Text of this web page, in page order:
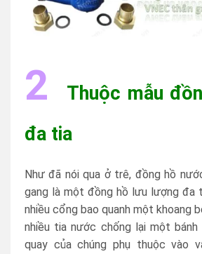
2
Thuộc mẫu
đa tia
Như đã nói qua ở trê, đồng hồ
gang là một đồng hồ lưu lượng đa
nhiều cổng bao quanh một khoang
nhiều tia nước chống lại một
quay của chúng phụ thuộc vào